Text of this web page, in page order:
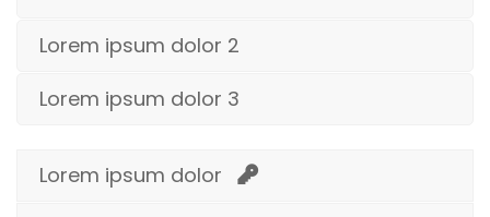
Lorem ipsum dolor 2
Lorem ipsum dolor 3
Lorem ipsum dolor